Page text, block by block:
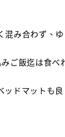
み合わず、
ご飯迄は食べ
ドマットも